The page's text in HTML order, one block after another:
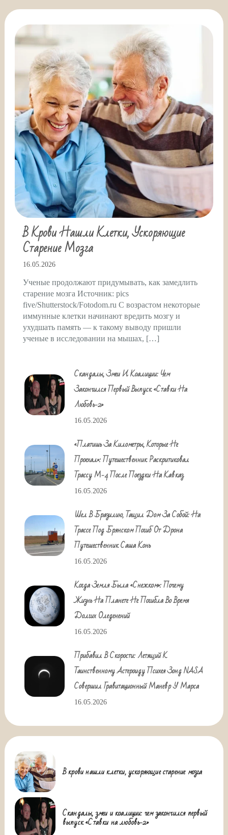
В Крови Нашли Клетки, Ускоряющие
Старение Мозга
16.05.2026
Ученые продолжают придумывать, как замедлить
старение мозга Источник: pics
five/Shutterstock/Fotodom.ru С возрастом некоторые
иммунные клетки начинают вредить мозгу и
ухудшать память — к такому выводу пришли
ученые в исследовании на мышах, […]
Скандалы, Змеи И Коалиции: Чем
Закончился Первый Выпуск «Ставки На
Любовь-2»
16.05.2026
«Платишь За Километры, Которые Не
Проехал»: Путешественник Раскритиковал
Трассу М-4 После Поездки На Кавказ
16.05.2026
Шел В Бразилию, Тащил Дом За Собой: На
Трассе Под Брянском Погиб От Дрона
Путешественник Саша Конь
16.05.2026
Когда Земля Была «снежком»: Почему
Жизнь На Планете Не Погибла Во Время
Долгих Оледенений
16.05.2026
Прибавил В Скорости: Летящий К
Таинственному Астероиду Психея Зонд NASA
Совершил Гравитационный Маневр У Марса
16.05.2026
В крови нашли клетки, ускоряющие старение мозга
Скандалы, змеи и коалиции: чем закончился первый
выпуск «Ставки на любовь-2»